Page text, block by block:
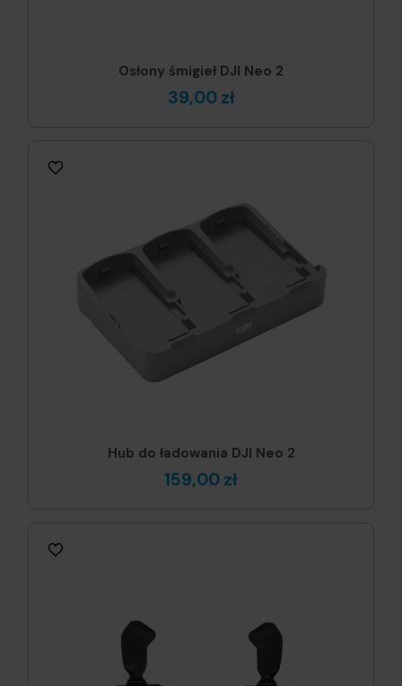
Osłony śmigieł DJI Neo 2
39,00 zł
Hub do ładowania DJI Neo 2
159,00 zł